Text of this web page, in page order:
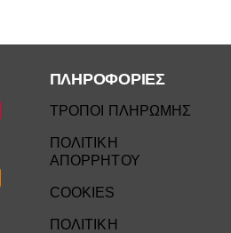
ΠΛΗΡΟΦΟΡΙΕΣ
ΤΡΟΠΟΙ ΠΛΗΡΩΜΗΣ
ΠΟΛΙΤΙΚΗ
ΑΠΟΡΡΗΤΟΥ
COOKIES
ΠΟΛΙΤΙΚΗ